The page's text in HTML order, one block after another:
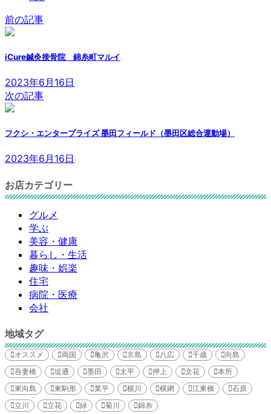
前の記事
iCure鍼灸接骨院 錦糸町マルイ
2023年6月16日
次の記事
フクシ・エンタープライズ 墨田フィールド（墨田区総合運動場）
2023年6月16日
お店カテゴリー
グルメ
学ぶ
美容・健康
暮らし・生活
趣味・娯楽
住宅
病院・医療
会社
地域タグ
オススメ 両国 亀沢 京島 八広 千歳
向島
吾妻橋
堤通 墨田 太平 押上 文花
本所
東向島
東駒形 業平 横川 横網 江東橋
石原
立川
立花 緑 菊川 錦糸